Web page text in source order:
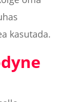
kasutada.